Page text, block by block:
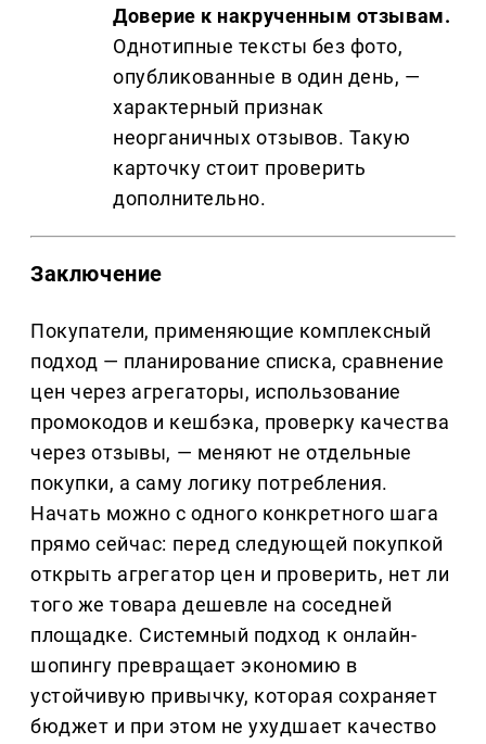
Доверие к накрученным отзывам.
Однотипные тексты без фото,
опубликованные в один день, —
характерный признак
неорганичных отзывов. Такую
карточку стоит проверить
дополнительно.
Заключение
Покупатели, применяющие комплексный
подход — планирование списка, сравнение
цен через агрегаторы, использование
промокодов и кешбэка, проверку качества
через отзывы, — меняют не отдельные
покупки, а саму логику потребления.
Начать можно с одного конкретного шага
прямо сейчас: перед следующей покупкой
открыть агрегатор цен и проверить, нет ли
того же товара дешевле на соседней
площадке. Системный подход к онлайн-
шопингу превращает экономию в
устойчивую привычку, которая сохраняет
бюджет и при этом не ухудшает качество